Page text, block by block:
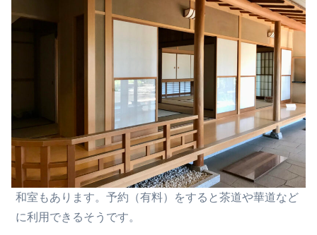
和室もあります。予約（有料） をすると茶道や華道など
に利用できるそうです。